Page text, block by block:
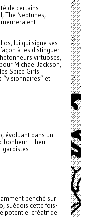
de certains
The Neptunes,
lui qui signe ses
à les distinguer
virtuoses,
Michael Jackson,
Spice Girls.
“visionnaires” et
évoluant dans un
bonheur… heu
gardistes :
penché sur
suédois cette fois-
potentiel créatif de